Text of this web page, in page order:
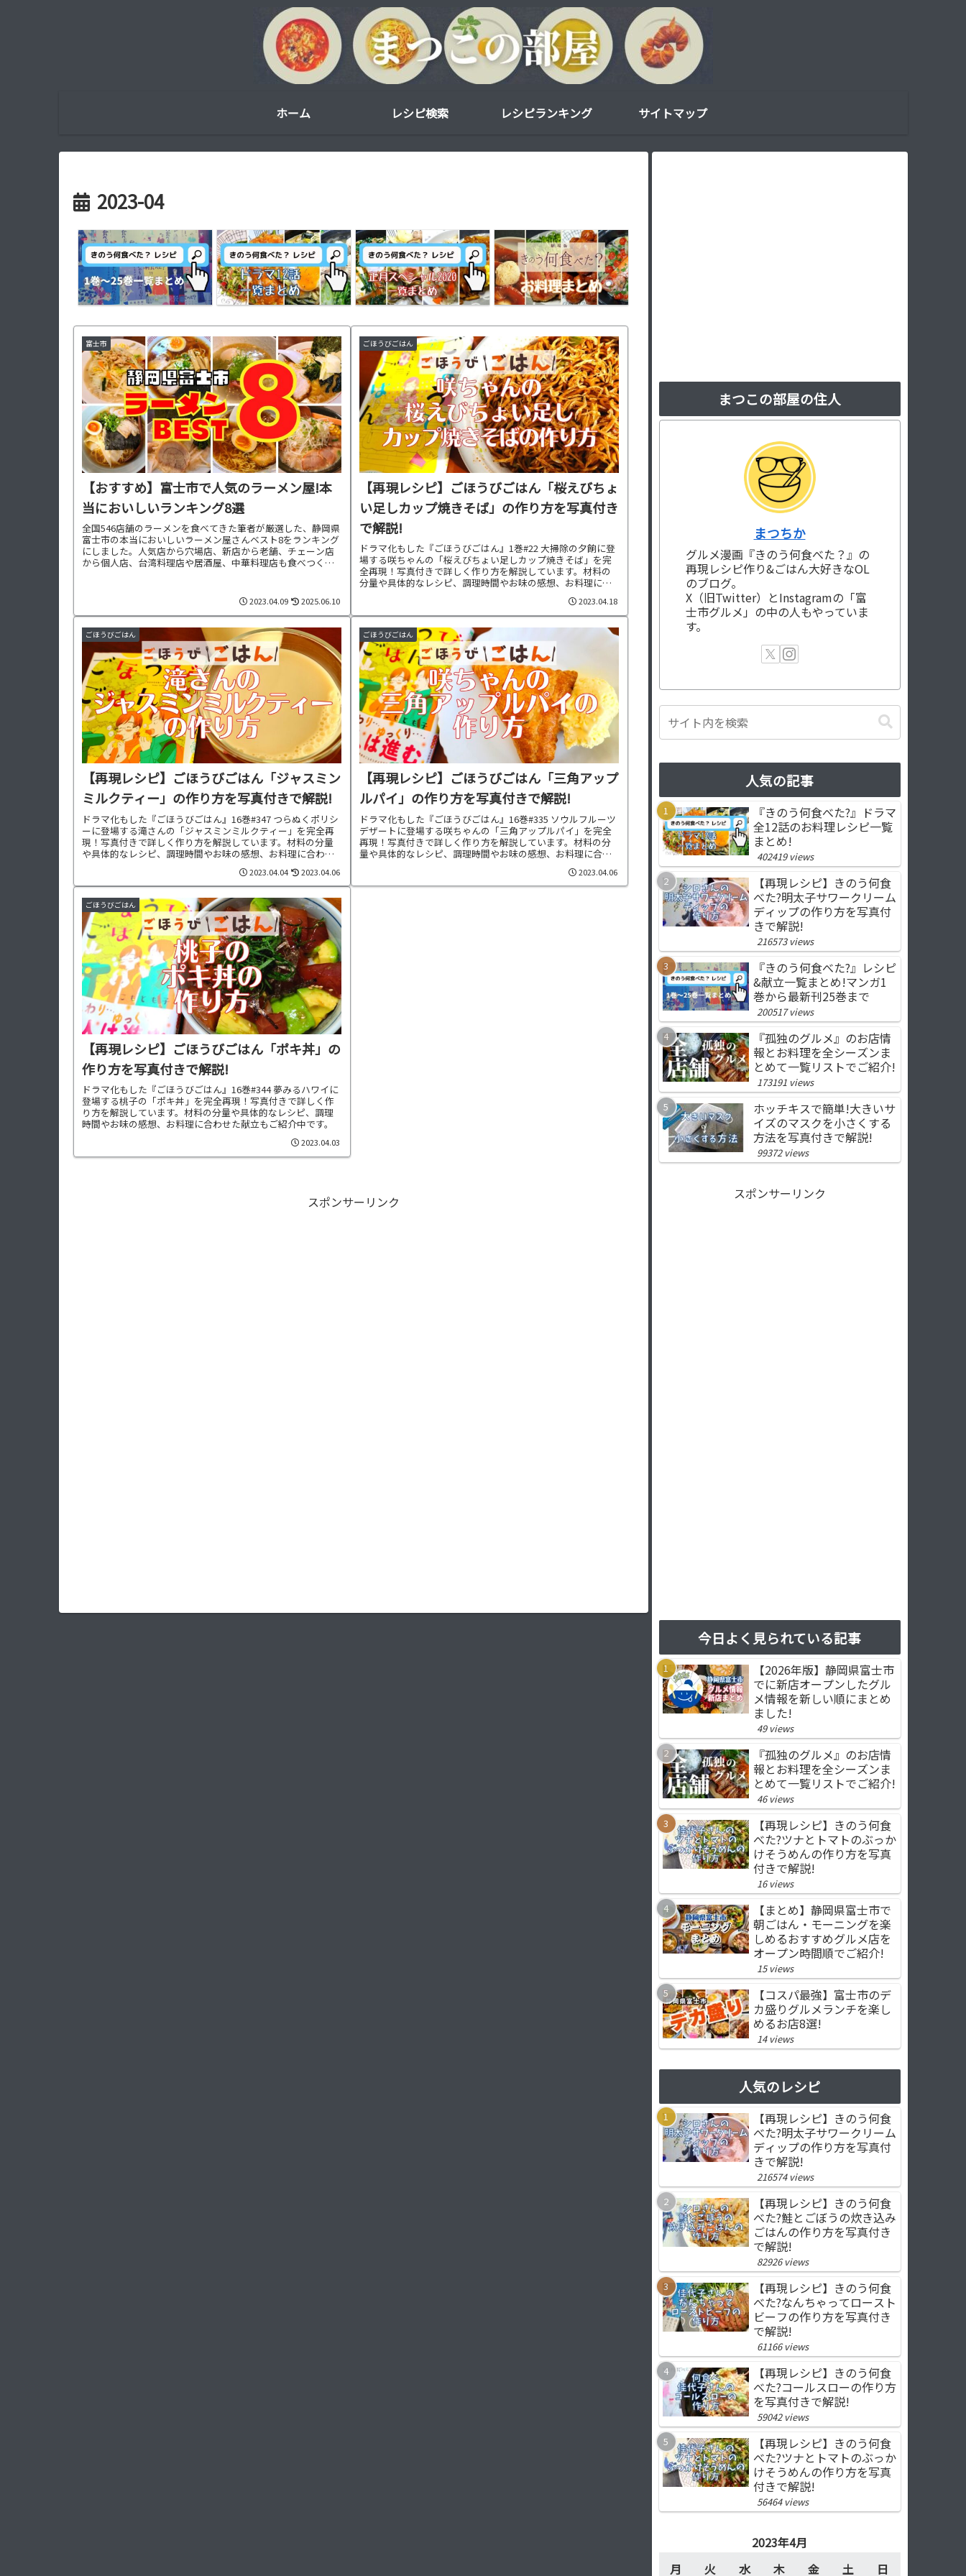
ホーム レシピ検索 レシピランキング サイトマップ
2023-04
富士市
【おすすめ】富士市で人気のラーメン屋!本
当においしいランキング8選
全国546店舗のラーメンを食べてきた筆者が厳選した、静岡県
富士市の本当においしいラーメン屋さんベスト8をランキング
にしました。人気店から穴場店、新店から老舗、チェーン店
から個人店、台湾料理店や居酒屋、中華料理店も食べつく
2023.04.09 2025.06.10
ごほうびごはん
【再現レシピ】ごほうびごはん「桜えびちょ
い足しカップ焼きそば」の作り方を写真付き
で解説!
ドラマ化もした『ごほうびごはん』1巻#22 大掃除の夕餉に登
場する咲ちゃんの「桜えびちょい足しカップ焼きそば」を完
全再現！写真付きで詳しく作り方を解説しています。材料の
分量や具体的なレシピ、調理時間やお味の感想、お料理に合
2023.04.18
ごほうびごはん
【再現レシピ】ごほうびごはん「ジャスミン
ミルクティー」の作り方を写真付きで解説!
ドラマ化もした『ごほうびごはん』16巻#347 つらぬくポリシ
ーに登場する滝さんの「ジャスミンミルクティー」を完全再
現！写真付きで詳しく作り方を解説しています。材料の分量
や具体的なレシピ、調理時間やお味の感想、お料理に合わせ
2023.04.04 2023.04.06
ごほうびごはん
【再現レシピ】ごほうびごはん「三角アップ
ルパイ」の作り方を写真付きで解説!
ドラマ化もした『ごほうびごはん』16巻#335 ソウルフルーツ
デザートに登場する咲ちゃんの「三角アップルパイ」を完全
再現！写真付きで詳しく作り方を解説しています。材料の分
量や具体的なレシピ、調理時間やお味の感想、お料理に合わ
2023.04.06
ごほうびごはん
【再現レシピ】ごほうびごはん「ポキ丼」の
作り方を写真付きで解説!
ドラマ化もした『ごほうびごはん』16巻#344 夢みるハワイに
登場する桃子の「ポキ丼」を完全再現！写真付きで詳しく作
り方を解説しています。材料の分量や具体的なレシピ、調理
時間やお味の感想、お料理に合わせた献立もご紹介中です。
2023.04.03
スポンサーリンク
まつこの部屋の住人
まつちか
グルメ漫画『きのう何食べた？』の
再現レシピ作り&ごはん大好きなOL
のブログ。
X（旧Twitter）とInstagramの「富
士市グルメ」の中の人もやっていま
す。
人気の記事
『きのう何食べた?』ドラマ
全12話のお料理レシピ一覧
まとめ!
402419 views
【再現レシピ】きのう何食
べた?明太子サワークリーム
ディップの作り方を写真付
きで解説!
216573 views
『きのう何食べた?』レシピ
&献立一覧まとめ!マンガ1
巻から最新刊25巻まで
200517 views
『孤独のグルメ』のお店情
報とお料理を全シーズンま
とめて一覧リストでご紹介!
173191 views
ホッチキスで簡単!大きいサ
イズのマスクを小さくする
方法を写真付きで解説!
99372 views
スポンサーリンク
今日よく見られている記事
【2026年版】静岡県富士市
でに新店オープンしたグル
メ情報を新しい順にまとめ
ました!
49 views
『孤独のグルメ』のお店情
報とお料理を全シーズンま
とめて一覧リストでご紹介!
46 views
【再現レシピ】きのう何食
べた?ツナとトマトのぶっか
けそうめんの作り方を写真
付きで解説!
16 views
【まとめ】静岡県富士市で
朝ごはん・モーニングを楽
しめるおすすめグルメ店を
オープン時間順でご紹介!
15 views
【コスパ最強】富士市のデ
カ盛りグルメランチを楽し
めるお店8選!
14 views
人気のレシピ
【再現レシピ】きのう何食
べた?明太子サワークリーム
ディップの作り方を写真付
きで解説!
216574 views
【再現レシピ】きのう何食
べた?鮭とごぼうの炊き込み
ごはんの作り方を写真付き
で解説!
82926 views
【再現レシピ】きのう何食
べた?なんちゃってロースト
ビーフの作り方を写真付き
で解説!
61166 views
【再現レシピ】きのう何食
べた?コールスローの作り方
を写真付きで解説!
59042 views
【再現レシピ】きのう何食
べた?ツナとトマトのぶっか
けそうめんの作り方を写真
付きで解説!
56464 views
2023年4月
月
火 水 木 金 土 日